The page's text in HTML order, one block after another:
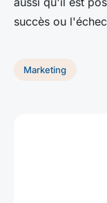
succès ou
Marketing